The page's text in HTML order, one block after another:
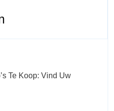
Te Koop: Vind Uw